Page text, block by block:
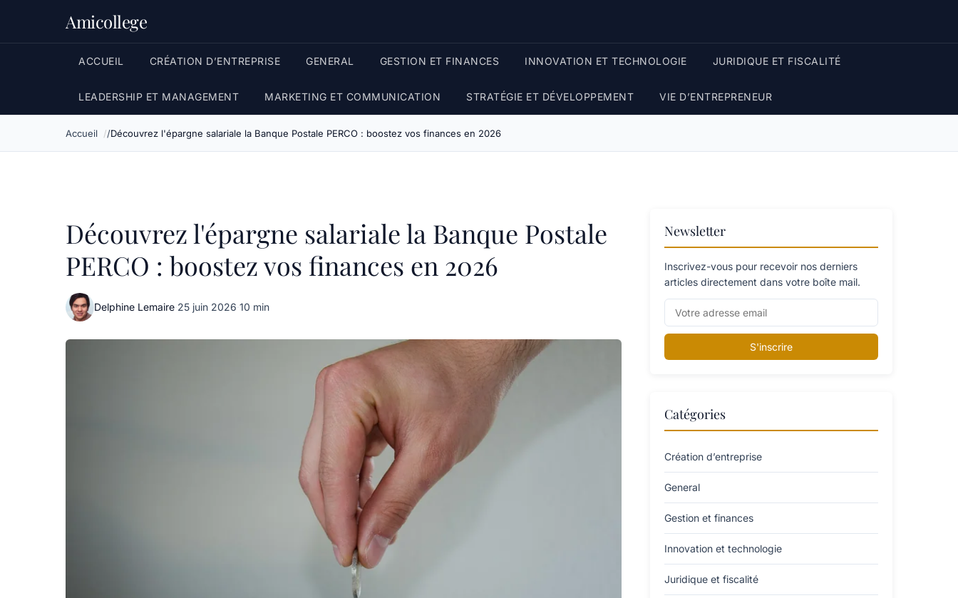
Amicollege
ACCUEIL CRÉATION D’ENTREPRISE GENERAL GESTION ET FINANCES INNOVATION ET TECHNOLOGIE JURIDIQUE ET FISCALITÉ
LEADERSHIP ET MANAGEMENT MARKETING ET COMMUNICATION STRATÉGIE ET DÉVELOPPEMENT VIE D’ENTREPRENEUR
Accueil Découvrez l'épargne salariale la Banque Postale PERCO : boostez vos finances en 2026
Découvrez l'épargne salariale la Banque Postale
PERCO : boostez vos finances en 2026
Delphine Lemaire·25 juin 2026·10 min
Newsletter
Inscrivez-vous pour recevoir nos derniers
articles directement dans votre boîte mail.
S'inscrire
Catégories
Création d’entreprise
General
Gestion et finances
Innovation et technologie
Juridique et fiscalité